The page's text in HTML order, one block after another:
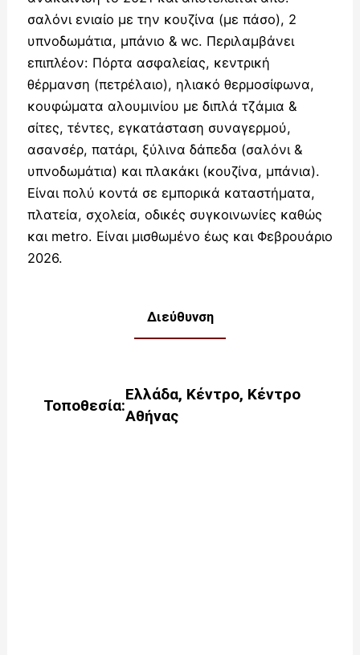
σαλόνι ενιαίο με την κουζίνα (με πάσο), 2
υπνοδωμάτια, μπάνιο & wc. Περιλαμβάνει
επιπλέον: Πόρτα ασφαλείας, κεντρική
θέρμανση (πετρέλαιο), ηλιακό θερμοσίφωνα,
κουφώματα αλουμινίου με διπλά τζάμια &
σίτες, τέντες, εγκατάσταση συναγερμού,
ασανσέρ, πατάρι, ξύλινα δάπεδα (σαλόνι &
υπνοδωμάτια) και πλακάκι (κουζίνα, μπάνια).
Είναι πολύ κοντά σε εμπορικά καταστήματα,
πλατεία, σχολεία, οδικές συγκοινωνίες καθώς
και metro. Είναι μισθωμένο έως και Φεβρουάριο
2026.
Διεύθυνση
Τοποθεσία:
Ελλάδα, Κέντρο, Κέντρο
Αθήνας